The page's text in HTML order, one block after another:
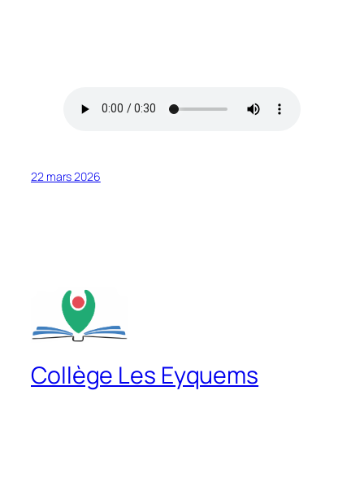
22 mars 2026
Collège Les Eyquems